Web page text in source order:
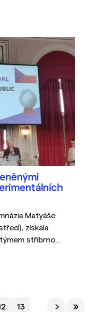
Matyáše
získala
stříbrnou
13